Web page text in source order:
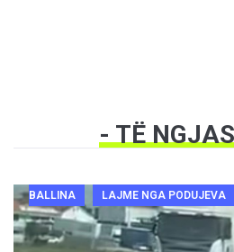
- TË
BALLINA LAJME NGA PODUJEVA